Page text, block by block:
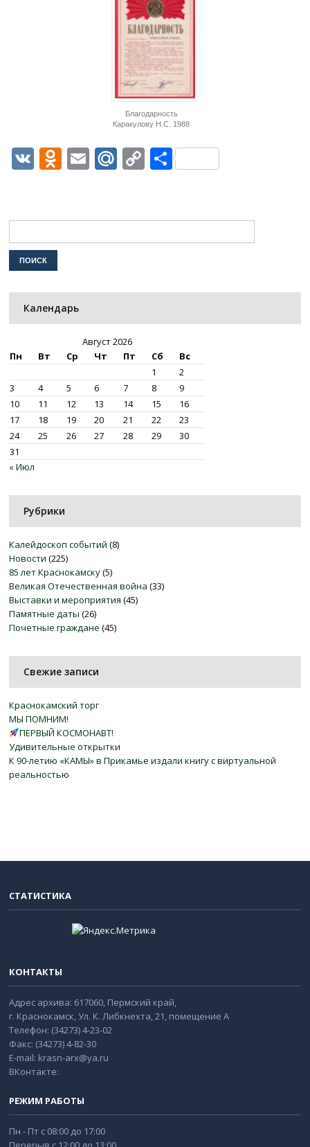
Благодарность
Каракулову Н.С. 1988
VK Odnoklassniki
EmailMail.Ru
CopyОтправить
Календарь
Август 2026
Пн
Вт Ср Чт Пт Сб
Вс
1
2
3
4 5 6 7 8
9
10
11 12 13 14 15
16
17
18 19 20 21 22
23
24
25 26 27 28 29
30
31
« Июл
Рубрики
Калейдоскоп событий (8)
Новости (225)
85 лет Краснокамску(5)
Великая Отечественная война (33)
Выставки и мероприятия (45)
Памятные даты (26)
Почетные граждане (45)
Свежие записи
Краснокамский торг
МЫ ПОМНИМ!
ПЕРВЫЙ КОСМОНАВТ!
Удивительные открытки
К 90-летию «КАМЫ» в Прикамье издали книгу с виртуальной
реальностью
СТАТИСТИКА
КОНТАКТЫ
Адрес архива: 617060, Пермский край,
г. Краснокамск, Ул. К. Либкнехта, 21, помещение А
Телефон: (34273) 4-23-02
Факс: (34273) 4-82-30
E-mail: krasn-arx@ya.ru
ВКонтакте:
РЕЖИМ РАБОТЫ
Пн - Пт с 08:00 до 17:00